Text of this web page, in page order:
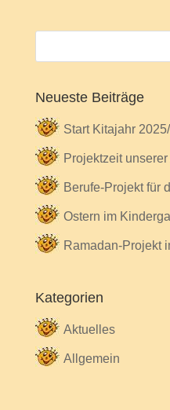
Neueste Beiträge
Start Kitajahr
Projektzeit
Berufe-Projekt für
Ostern im
Ramadan-Projekt
Kategorien
Aktuelles
Allgemein